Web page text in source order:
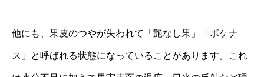
他にも、果皮のつやが失われて「艶なし果」「ボケナ
ス」と呼ばれる状態になっていることがあります。これ